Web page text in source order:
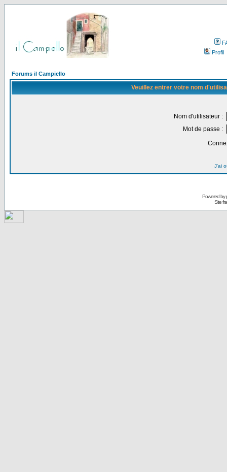
Profil
Forums il Campiello
Veuillez entrer votre nom
Nom d'utilisateur :
Mot de passe :
J'ai
Powered by
Site